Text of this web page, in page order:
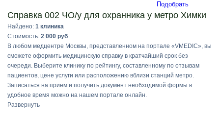
Подобрать
Справка 002 ЧО/у для охранника у метро Химки
Найдено: 1 клиника
Стоимость: 2 000 руб
В любом медцентре Москвы, представленном на портале «VMEDIC», вы
сможете оформить медицинскую справку в кратчайший срок без
очереди. Выберите клинику по рейтингу, составленному по отзывам
пациентов, цене услуги или расположению вблизи станций метро.
Записаться на прием и получить документ необходимой формы в
удобное время можно на нашем портале онлайн.
Развернуть